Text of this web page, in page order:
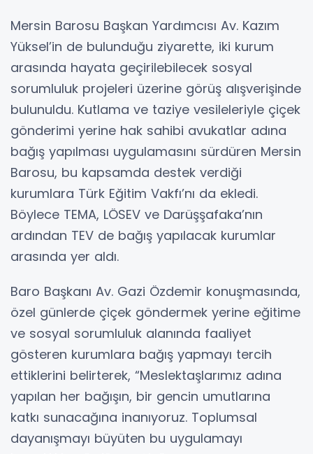
Mersin Barosu Başkan Yardımcısı Av. Kazım
Yüksel’in de bulunduğu ziyarette, iki kurum
arasında hayata geçirilebilecek sosyal
sorumluluk projeleri üzerine görüş alışverişinde
bulunuldu. Kutlama ve taziye vesileleriyle çiçek
gönderimi yerine hak sahibi avukatlar adına
bağış yapılması uygulamasını sürdüren Mersin
Barosu, bu kapsamda destek verdiği
kurumlara Türk Eğitim Vakfı’nı da ekledi.
Böylece TEMA, LÖSEV ve Darüşşafaka’nın
ardından TEV de bağış yapılacak kurumlar
arasında yer aldı.
Baro Başkanı Av. Gazi Özdemir konuşmasında,
özel günlerde çiçek göndermek yerine eğitime
ve sosyal sorumluluk alanında faaliyet
gösteren kurumlara bağış yapmayı tercih
ettiklerini belirterek, “Meslektaşlarımız adına
yapılan her bağışın, bir gencin umutlarına
katkı sunacağına inanıyoruz. Toplumsal
dayanışmayı büyüten bu uygulamayı